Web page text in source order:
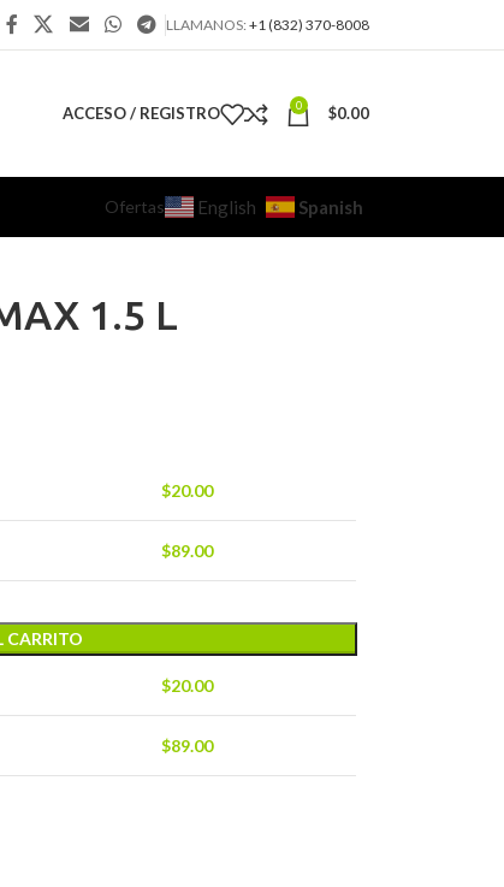
LLAMANOS: +1 (832) 370-8008
ACCESO / REGISTRO 0 $0.00
Ofertas English Spanish
1.5 L
$20.00
$89.00
CARRITO
$20.00
$89.00